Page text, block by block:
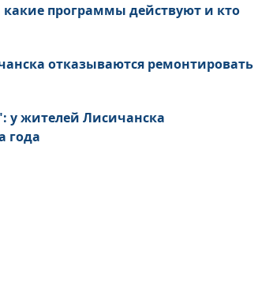
программы действуют и кто
отказываются ремонтировать
у жителей Лисичанска
года